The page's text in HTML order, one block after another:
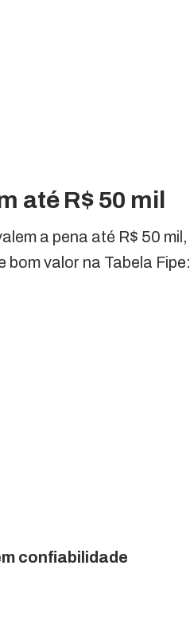
até R$ 50 mil
a pena até R$ 50 mil,
valor na Tabela Fipe:
confiabilidade